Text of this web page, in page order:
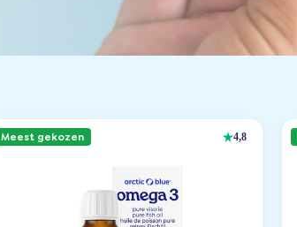
Meest gekozen 4,8